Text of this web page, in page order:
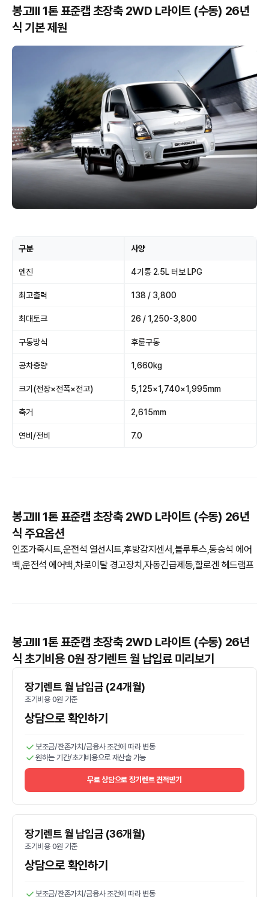
봉고III 1톤 표준캡 초장축 2WD L라이트 (수동) 26년
식 기본 제원
구분 사양
엔진 4기통 2.5L 터보 LPG
최고출력 138 / 3,800
최대토크 26 / 1,250-3,800
구동방식 후륜구동
공차중량 1,660kg
크기(전장×전폭×전고) 5,125×1,740×1,995mm
축거 2,615mm
연비/전비 7.0
봉고III 1톤 표준캡 초장축 2WD L라이트 (수동) 26년
식 주요옵션
인조가죽시트,운전석 열선시트,후방감지센서,블루투스,동승석 에어
백,운전석 에어백,차로이탈 경고장치,자동긴급제동,할로겐 헤드램프
봉고III 1톤 표준캡 초장축 2WD L라이트 (수동) 26년
식 초기비용 0원 장기렌트 월 납입료 미리보기
장기렌트 월 납입금 (24개월)
초기비용 0원 기준
상담으로 확인하기
보조금/잔존가치/금융사 조건에 따라 변동
원하는 기간/초기비용으로 재산출 가능
무료 상담으로 장기렌트 견적받기
장기렌트 월 납입금 (36개월)
초기비용 0원 기준
상담으로 확인하기
보조금/잔존가치/금융사 조건에 따라 변동